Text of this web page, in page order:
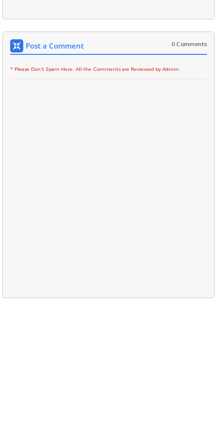
Post a Comment 0 Comments
* Please Don't Spam Here. All the Comments are Reviewed by Admin.